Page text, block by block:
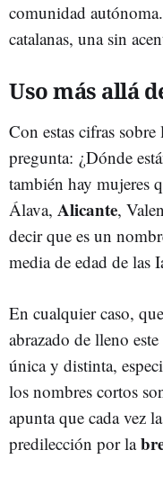
comunidad
catalanas, una sin
Uso más allá
Con estas cifras
pregunta: ¿Dónde
también hay mujeres
Álava, Alicante,
decir que es un
media de edad de las
En cualquier caso,
abrazado de lleno
única y distinta,
los nombres cortos
apunta que cada vez
predilección por la